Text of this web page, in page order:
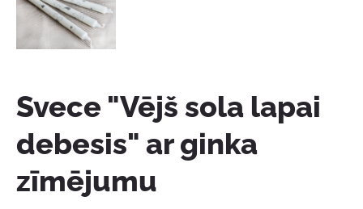
Svece "Vējš sola lapai
debesis" ar ginka
zīmējumu